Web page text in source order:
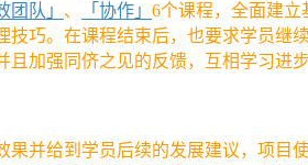
团队」 、 「协作」 6个课程，全面建
巧。在课程结束后，也要求学员继
加强同侪之见的反馈，互相学习进
并给到学员后续的发展建议，项目